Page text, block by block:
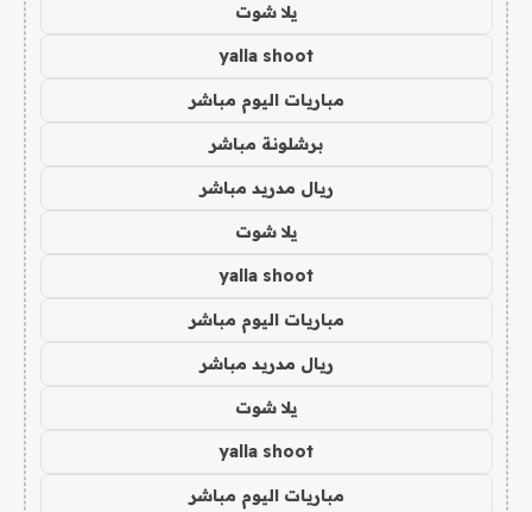
يلا شوت
yalla shoot
مباريات اليوم مباشر
برشلونة مباشر
ريال مدريد مباشر
يلا شوت
yalla shoot
مباريات اليوم مباشر
ريال مدريد مباشر
يلا شوت
yalla shoot
مباريات اليوم مباشر